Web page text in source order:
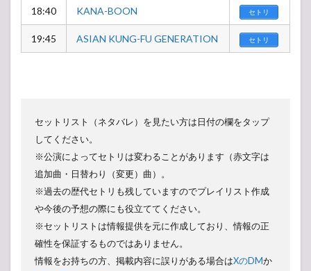
18:40 KANA-BOON セトリ
19:45 ASIAN KUNG-FU GENERATION セトリ
セットリスト（ネタバレ）を見たい方は日付の欄をタップ
してください。
※公演によってセトリは変わることがあります（赤文字は
追加曲・日替わり（変更）曲）。
※過去の歴代セトリも残していますのでプレイリスト作成
や今後の予想の際にも役立ててください。
※セットリストは情報提供を元に作成しており、情報の正
確性を保証するものではありません。
情報をお持ちの方、掲載内容に誤りがある場合はXのDMか